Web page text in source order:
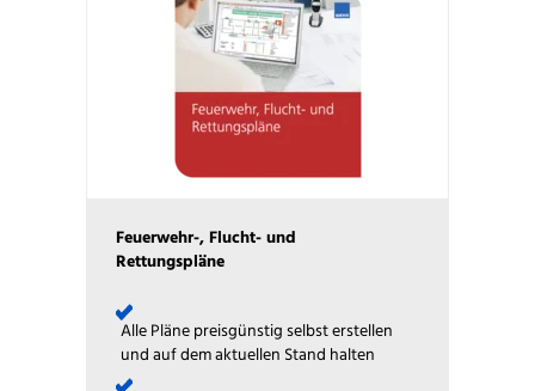
Feuerwehr-, Flucht- und
Rettungspläne
Alle Pläne preisgünstig selbst erstellen
und auf dem aktuellen Stand halten